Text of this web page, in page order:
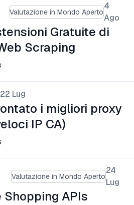
Valutazione in Mondo Aperto
4
Ago
Gratuite di
Scraping
22 Lug
i migliori proxy
IP CA)
Valutazione in Mondo Aperto
24
Lug
Shopping APIs